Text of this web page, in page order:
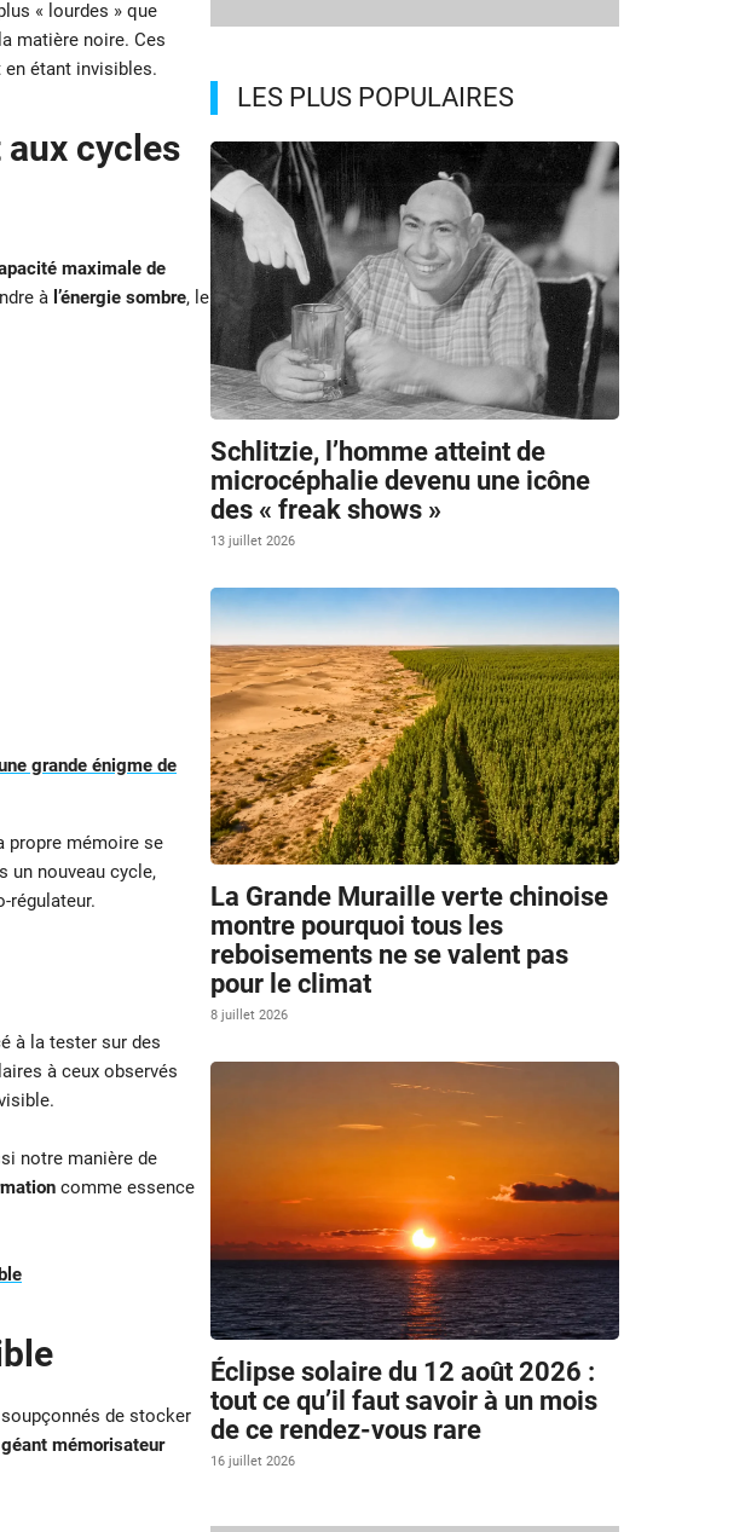
« lourdes » que
matière noire. Ces
étant invisibles.
aux cycles
maximale de
à l’énergie sombre, le
grande énigme de
propre mémoire se
un nouveau cycle,
régulateur.
à la tester sur des
à ceux observés
notre manière de
comme essence
de stocker
mémorisateur
LES PLUS POPULAIRES
Schlitzie, l’homme atteint de
microcéphalie devenu une icône
des « freak shows »
13 juillet 2026
La Grande Muraille verte chinoise
montre pourquoi tous les
reboisements ne se valent pas
pour le climat
8 juillet 2026
Éclipse solaire du 12 août 2026 :
tout ce qu’il faut savoir à un mois
de ce rendez-vous rare
16 juillet 2026